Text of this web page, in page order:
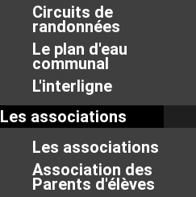
Circuits de
randonnées
Le plan d'eau
communal
L'interligne
Les associations
Les associations
Association des
Parents d'élèves